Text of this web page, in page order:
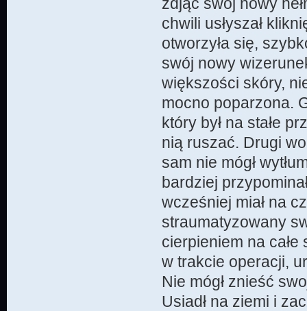
chwili usłyszał
otworzyła się,
swój nowy
większości skóry,
mocno poparzona.
który był na stałe
nią ruszać. Drugi
sam nie mógł
bardziej
wcześniej miał na
straumatyzowany
cierpieniem na całe
w trakcie operacji,
Nie mógł znieść
Usiadł na ziemi i